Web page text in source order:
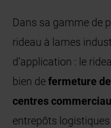
Dans sa gamme de
rideau à lames
d’application : le
bien defermeture
centres
entrepôts